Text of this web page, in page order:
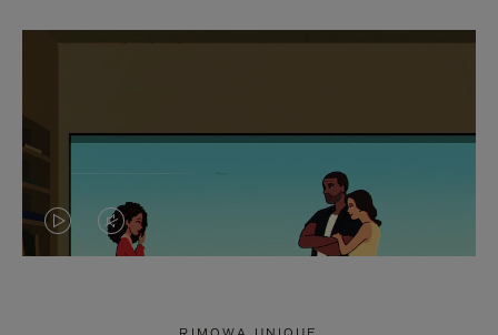
IL
IL